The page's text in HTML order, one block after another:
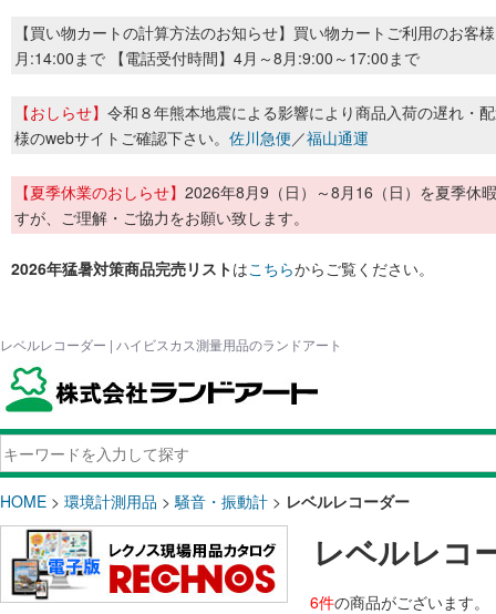
【買い物カートの計算方法のお知らせ】買い物カートご利用のお客
月:14:00まで 【電話受付時間】4月～8月:9:00～17:00まで
【おしらせ】 令和８年熊本地震による影響により商品入荷の遅れ・
様のwebサイトご確認下さい。 佐川急便／福山通運
【夏季休業のおしらせ】 2026年8月9（日）～8月16（日）を夏季休
すが、ご理解・ご協力をお願い致します。
2026年猛暑対策商品完売リストはこちらからご覧ください。
レベルレコーダー | ハイビスカス測量用品のランドアート
HOME > 環境計測用品 >騒音・振動計 > レベルレコーダー
レベルレコ
6件の商品がございます。